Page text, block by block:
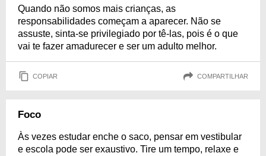
Quando não somos mais crianças, as
responsabilidades começam a aparecer. Não se
assuste, sinta-se privilegiado por tê-las, pois é o que
vai te fazer amadurecer e ser um adulto melhor.
COPIAR COMPARTILHAR
Foco
Às vezes estudar enche o saco, pensar em vestibular
e escola pode ser exaustivo. Tire um tempo, relaxe e